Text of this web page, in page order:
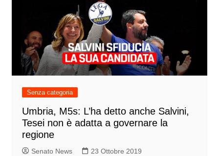
Senza categoria
Umbria, M5s: L’ha detto anche Salvini,
Tesei non è adatta a governare la
regione
Senato News 23 Ottobre 2019